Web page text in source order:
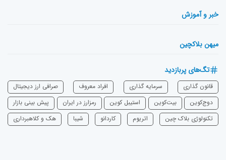
خبر و آموزش
میهن بلاکچین
تگ‌های پربازدید
قانون گذاری سرمایه‌ گذاری افراد معروف
صرافی ارز دیجیتال
دوج‌کوین
بیت‌کوین استیبل کوین رمزارز در ایران
پیش بینی بازار
تکنولوژی بلاک چین
اتریوم ‌کاردانو شیبا هک و کلاهبرداری